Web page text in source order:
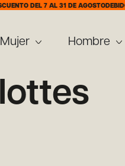
DE AGOSTO DEBIDO AL PERIODO
Mujer Hombre